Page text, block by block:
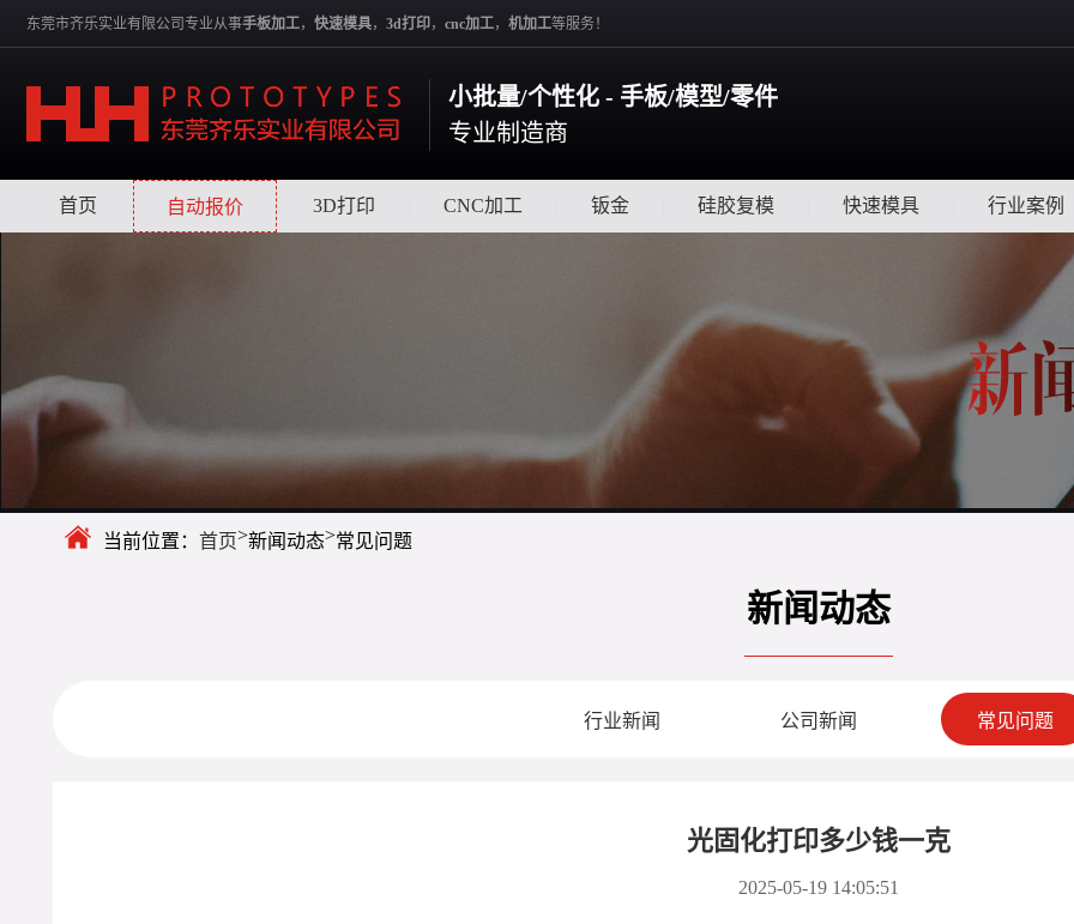
东莞市齐乐实业有限公司专业从事手板加工， 快速模具， 3d打印， cnc加工， 机加工等服务！
小批量/个性化 - 手板/模型/零件
专业制造商
首页 自动报价 3D打印 CNC加工 钣金 硅胶复模 快速模具 行业案例
当前位置： 首页>新闻动态>常见问题
新闻动态
行业新闻 公司新闻 常见问题
光固化打印多少钱一克
2025-05-19 14:05:51